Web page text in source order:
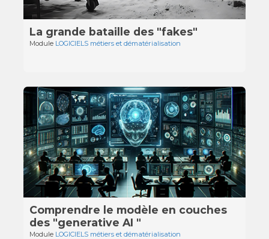
La grande bataille des "fakes"
Module LOGICIELS métiers et dématérialisation
Comprendre le modèle en couches
des "generative AI "
Module LOGICIELS métiers et dématérialisation